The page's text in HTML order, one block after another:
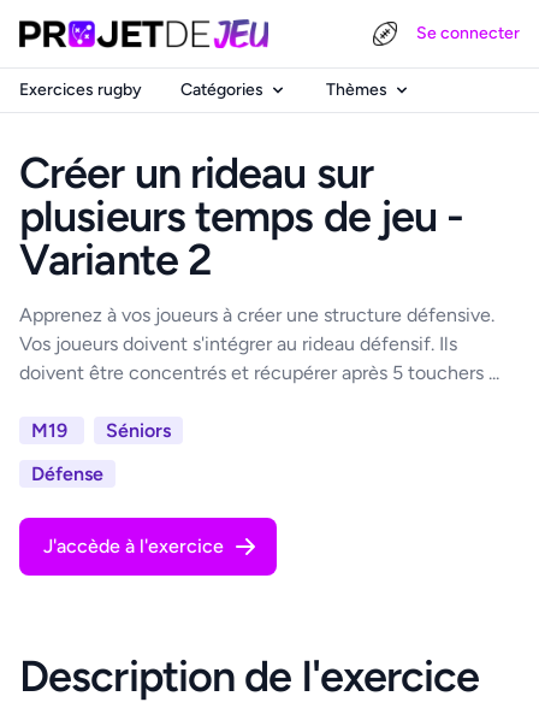
Se connecter
Exercices rugby Catégories Thèmes
Créer un rideau sur
plusieurs temps de jeu -
Variante 2
Apprenez à vos joueurs à créer une structure défensive.
Vos joueurs doivent s'intégrer au rideau défensif. Ils
doivent être concentrés et récupérer après 5 touchers ...
M19
Séniors
Défense
J'accède à l'exercice
Description de l'exercice